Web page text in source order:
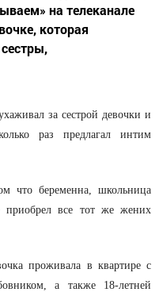
на телеканале
которая
за сестрой девочки и
раз предлагал интим
что беременна, школьница
приобрел все тот же жених
проживала в квартире с
а также 18-летней